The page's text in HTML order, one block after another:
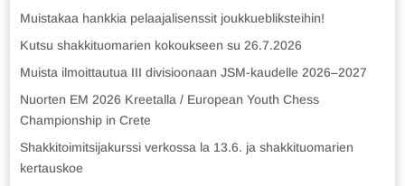
Muistakaa hankkia pelaajalisenssit joukkuebliksteihin!
Kutsu shakkituomarien kokoukseen su 26.7.2026
Muista ilmoittautua III divisioonaan JSM-kaudelle 2026–2027
Nuorten EM 2026 Kreetalla / European Youth Chess
Championship in Crete
Shakkitoimitsijakurssi verkossa la 13.6. ja shakkituomarien
kertauskoe